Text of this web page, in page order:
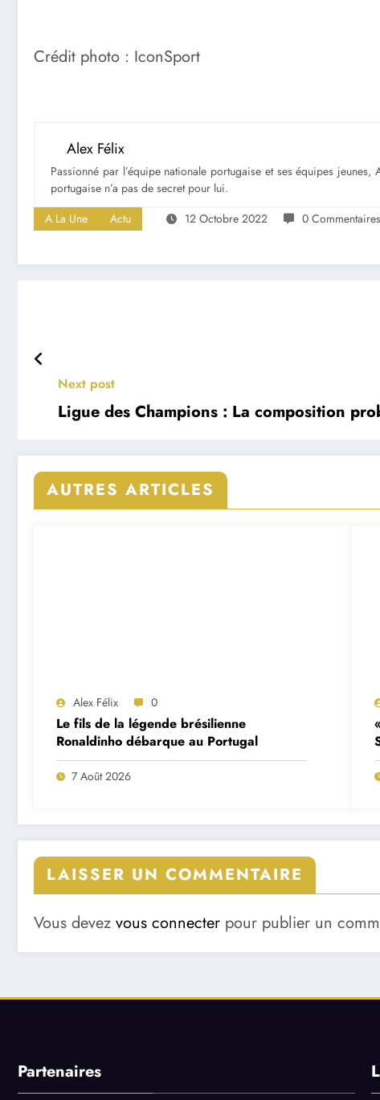
Crédit photo : IconSport
Alex Félix
Passionné par l’équipe nationale portugaise et ses équipes
portugaise n’a pas de secret pour lui.
A La Une
Actu 12 Octobre 2022 0 Commentaires
Next post
Ligue des Champions : La composition
AUTRES ARTICLES
Alex Félix 0
Le fils de la légende brésilienne
Ronaldinho débarque au Portugal
7 Août 2026
LAISSER UN COMMENTAIRE
Vous devez vous connecter pour publier un
Partenaires